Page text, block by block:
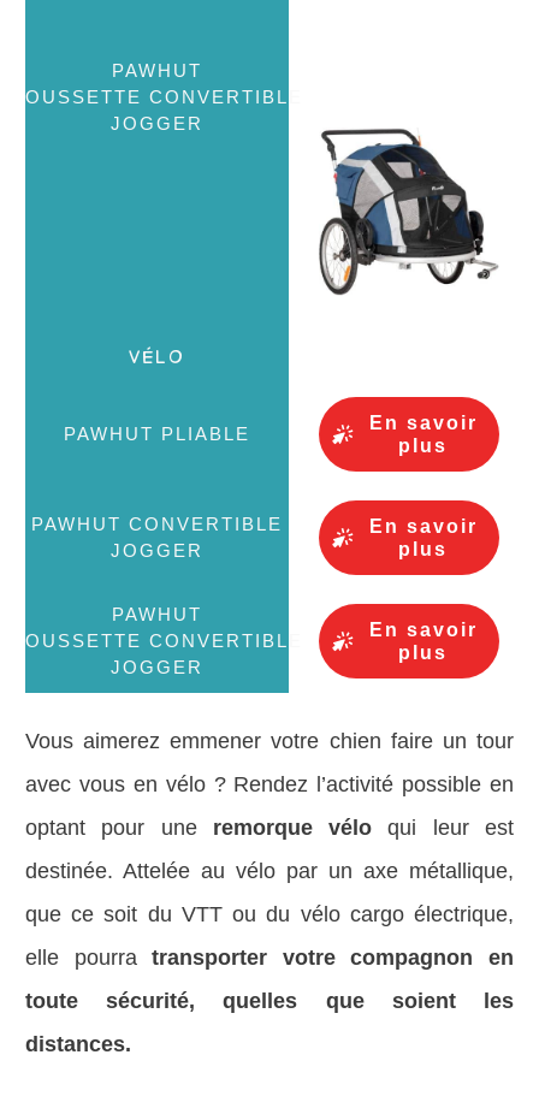
En savoir
plus
En savoir
plus
En savoir
plus
Vous aimerez emmener votre chien faire un tour
avec vous en vélo ? Rendez l’activité possible en
optant pour une remorque vélo qui leur est
destinée. Attelée au vélo par un axe métallique,
que ce soit du VTT ou du vélo cargo électrique,
elle pourratransporter votre compagnon en
toute sécurité, quelles que soient les
distances.